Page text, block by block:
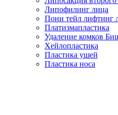
Липофилинг лица
Пони тейл лифтинг
Платизмапластика
Удаление комков
Хейлопластика
Пластика ушей
Пластика носа